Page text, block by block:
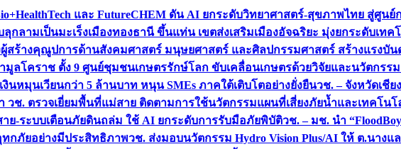
และ FutureCHEM ดัน AI ยกระดับวิทยาศาสตร์-สุขภาพไทย สู่ศูน
กลามเป็นมะเร็งเมืองทองธานี ขึ้นแท่น เขตส่งเสริมเมืองอัจฉริยะ มุ่งยกระดับเท
สร้างคุณูปการด้านสังคมศาสตร์ มนุษยศาสตร์ และศิลปกรรมศาสตร์ สร้างแรงบั
ลโคราช ตั้ง 9 ศูนย์ชุมชนเกษตรรักษ์โลก ขับเคลื่อนเกษตรด้วยวิจัยและนวัตกรรม
นหมุนเวียนกว่า 5 ล้านบาท หนุน SMEs ภาคใต้เติบโตอย่างยั่งยืนวช. – จังหวัดเชี
วช. ตรวจเยี่ยมพื้นที่แม่สาย ติดตามการใช้นวัตกรรมแผนที่เสี่ยงภัยน้ำและเทคโน
ย-ระบบเตือนภัยดินถล่ม ใช้ AI ยกระดับการรับมือภัยพิบัติวช. – มช. นำ
ทกภัยอย่างมีประสิทธิภาพวช. ส่งมอบนวัตกรรม Hydro Vision Plus/AI ให้ ต.นางแ